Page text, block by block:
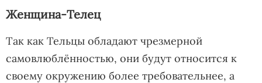
Женщина-Телец
Так как Тельцы обладают чрезмерной
самовлюблённостью, они будут относится к
своему окружению более требовательнее, а